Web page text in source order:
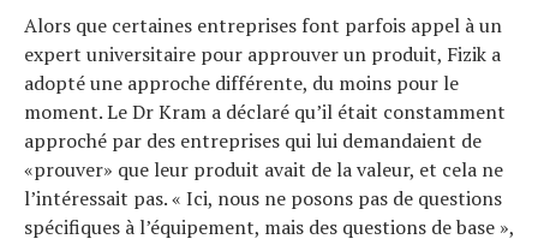
Alors que certaines entreprises font parfois appel à un
expert universitaire pour approuver un produit, Fizik a
adopté une approche différente, du moins pour le
moment. Le Dr Kram a déclaré qu’il était constamment
approché par des entreprises qui lui demandaient de
«prouver» que leur produit avait de la valeur, et cela ne
l’intéressait pas. « Ici, nous ne posons pas de questions
spécifiques à l’équipement, mais des questions de base »,